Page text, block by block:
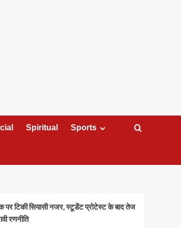
Spiritual Sports
पर टिकी सियासी नजर, स्टूडेंट प्रोटेस्ट के बाद तेज
रणनीति